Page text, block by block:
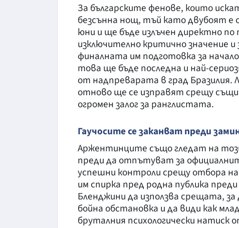
За българските фенове, които
безсънна нощ, тъй като двубоят е
юни и ще бъде излъчен директно по
изключително критично значение
финалната им подготовка за
това ще бъде последна и най-
от надпреварата в град
отново ще се изправят срещу
огромен залог за ранглистата.
Гаучосите се заканват преди
Аржентинците също гледат на
преди да отпътуват за
успешни контроли срещу отбора
им спирка пред родна публика
Бленджини да използва срещата,
бойна обстановка и да види как
бруталния психологически